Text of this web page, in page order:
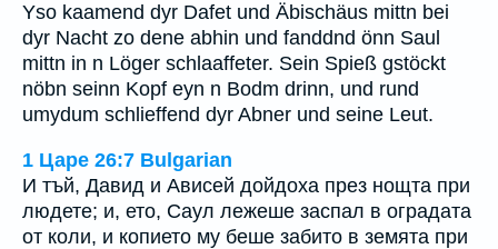
Yso kaamend dyr Dafet und Äbischäus mittn bei
dyr Nacht zo dene abhin und fanddnd önn Saul
mittn in n Löger schlaaffeter. Sein Spieß gstöckt
nöbn seinn Kopf eyn n Bodm drinn, und rund
umydum schlieffend dyr Abner und seine Leut.
1 Царе 26:7 Bulgarian
И тъй, Давид и Ависей дойдоха през нощта при
людете; и, ето, Саул лежеше заспал в оградата
от коли, и копието му беше забито в земята при